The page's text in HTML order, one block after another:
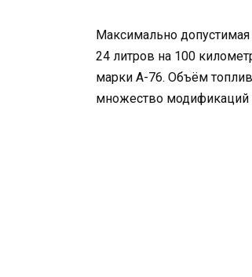
Максимально
24 литров на 100
марки А-76. Объём
множество модификаций